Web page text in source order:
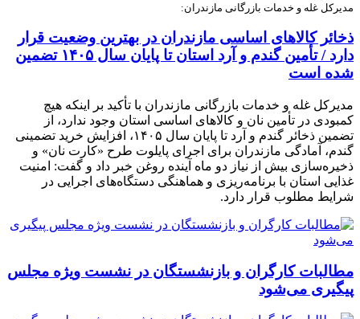
مدیرکل غله و خدمات بازرگانی مازندران:
ذخائر کالاهای اساسی مازندران در بهترین وضعیت قرار
دارد / تأمین گندم و آرد استان تا پایان سال ۱۴۰۵ تضمین
شده است
مدیرکل غله و خدمات بازرگانی مازندران با تأکید بر اینکه هیچ
کمبودی در تأمین نان و کالاهای اساسی استان وجود ندارد، از
تضمین ذخائر گندم و آرد تا پایان سال ۱۴۰۵، افزایش خرید تضمینی
گندم، آمادگی مازندران برای اجرای پایلوت طرح «کارت نان» و
ذخیره‌سازی بیش از نیاز دو ماه آینده روغن خبر داد و گفت: امنیت
غذایی استان با برنامه‌ریزی و هماهنگی دستگاه‌های اجرایی در
شرایط مطلوب قرار دارد.
مطالبات کارگران و بازنشستگان در نشست ویژه مجلس
پیگیری می‌شود